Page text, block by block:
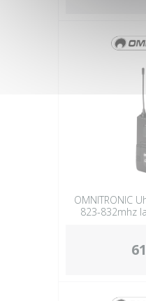
OMNITRONIC
823-832mhz